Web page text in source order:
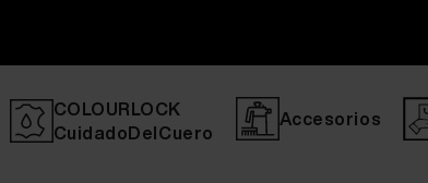
COLOURLOCK
CuidadoDelCuero
Accesorios